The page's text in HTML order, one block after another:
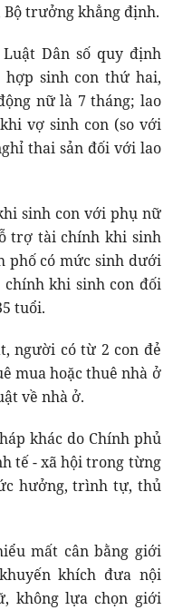
trưởng khẳng định.
Dân số quy định
sinh con thứ hai,
nữ là 7 tháng; lao
vợ sinh con (so với
thai sản đối với lao
sinh con với phụ nữ
trợ tài chính khi sinh
phố có mức sinh dưới
khi sinh con đối
tuổi.
người có từ 2 con đẻ
mua hoặc thuê nhà ở
về nhà ở.
khác do Chính phủ
tế - xã hội trong từng
hưởng, trình tự, thủ
mất cân bằng giới
khích đưa nội
không lựa chọn giới